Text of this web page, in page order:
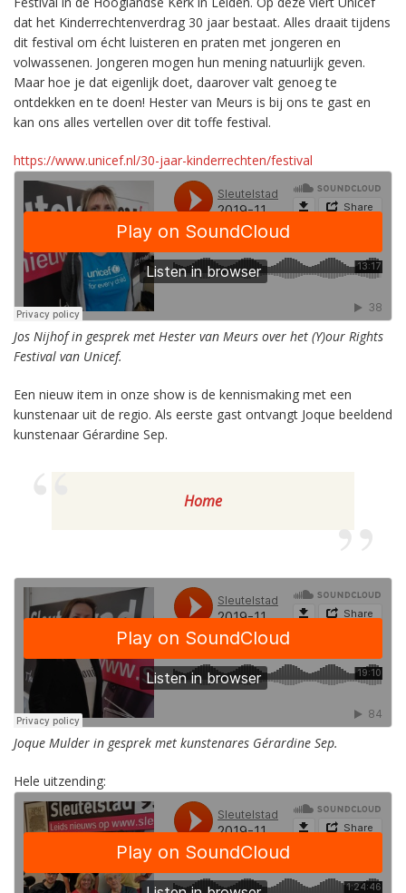
dat het Kinderrechtenverdrag 30 jaar bestaat. Alles draait tijdens
dit festival om écht luisteren en praten met jongeren en
volwassenen. Jongeren mogen hun mening natuurlijk geven.
Maar hoe je dat eigenlijk doet, daarover valt genoeg te
ontdekken en te doen! Hester van Meurs is bij ons te gast en
kan ons alles vertellen over dit toffe festival.
https://www.unicef.nl/30-jaar-kinderrechten/festival
Jos Nijhof in gesprek met Hester van Meurs over het (Y)our Rights
Festival van Unicef.
Een nieuw item in onze show is de kennismaking met een
kunstenaar uit de regio. Als eerste gast ontvangt Joque beeldend
kunstenaar Gérardine Sep.
Home
Joque Mulder in gesprek met kunstenares Gérardine Sep.
Hele uitzending: